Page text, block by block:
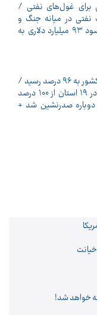
غول‌های نفتی /
نفتی در میانه جنگ و
بحران اقلیمی سود ۹۳ میلیارد دلاری به
شاخص فلاکت کشور به ۹۶ درصد رسید /
شاخص فلاکت در ۱۹ استان از ۱۰۰ درصد
دوباره صدرنشین شد +
خواهد شد!